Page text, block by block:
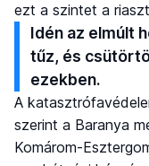
ezt a szintet a
Idén az elmúlt
tűz, és
ezekben.
A
szerint a Baranya
Komárom-